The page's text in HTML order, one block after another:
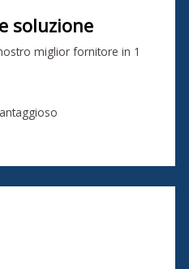
soluzione
miglior fornitore in 1